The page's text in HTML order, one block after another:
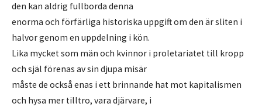
den kan aldrig fullborda denna
enorma och förfärliga historiska uppgift om den är sliten i
halvor genom en uppdelning i kön.
Lika mycket som män och kvinnor i proletariatet till kropp
och själ förenas av sin djupa misär
måste de också enas i ett brinnande hat mot kapitalismen
och hysa mer tilltro, vara djärvare, i